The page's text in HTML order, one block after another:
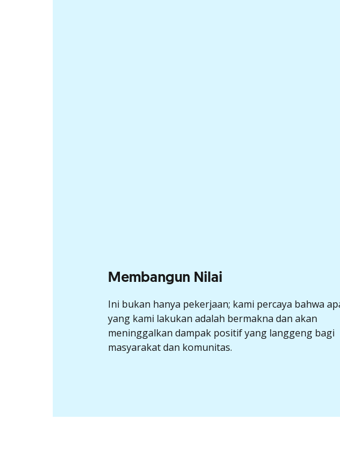
Membangun Nilai
Ini bukan hanya pekerjaan; kami percaya bahwa
yang kami lakukan adalah bermakna dan akan
meninggalkan dampak positif yang langgeng bagi
masyarakat dan komunitas.